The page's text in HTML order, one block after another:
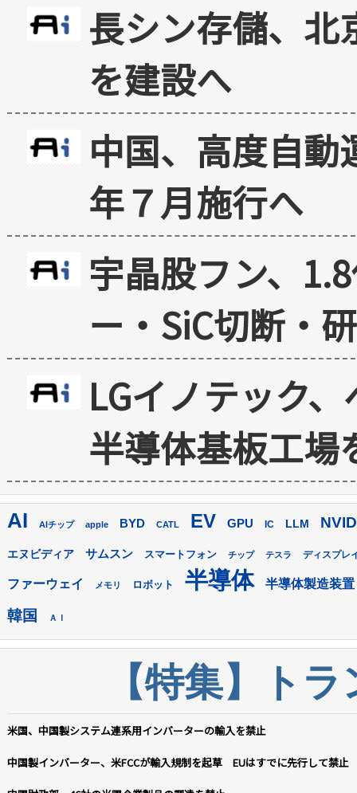
長シン存儲、北
を建設へ
中国、高度自
年７月施行へ
宇晶股フン、
ー・SiC切断・
LGイノテック
半導体基板工場
AI AIチップ apple BYD CATL EV GPU IC LLM
エヌビディア サムスン スマートフォン チップ テスラ ディスプレ
ファーウェイ メモリ ロボット 半導体 半導体製造装置
韓国 ＡＩ
【特集】ト
米国、中国製システム連系用インバーターの輸入を禁止
中国製インバーター、米FCCが輸入規制を起草 EUはすでに先行して禁止